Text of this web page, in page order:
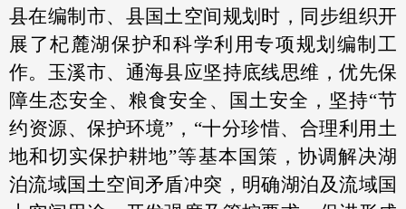
县在编制市、县国土空间规划时，同步组织开
展了杞麓湖保护和科学利用专项规划编制工
作。玉溪市、通海县应坚持底线思维，优先保
障生态安全、粮食安全、国土安全，坚持“节
约资源、保护环境”，“十分珍惜、合理利用土
地和切实保护耕地”等基本国策，协调解决湖
泊流域国土空间矛盾冲突，明确湖泊及流域国